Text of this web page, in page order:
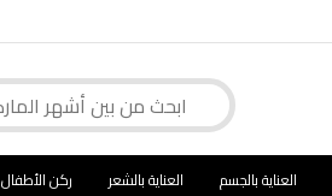
العناية بالجسم العناية بالشعر ركن الأطفال